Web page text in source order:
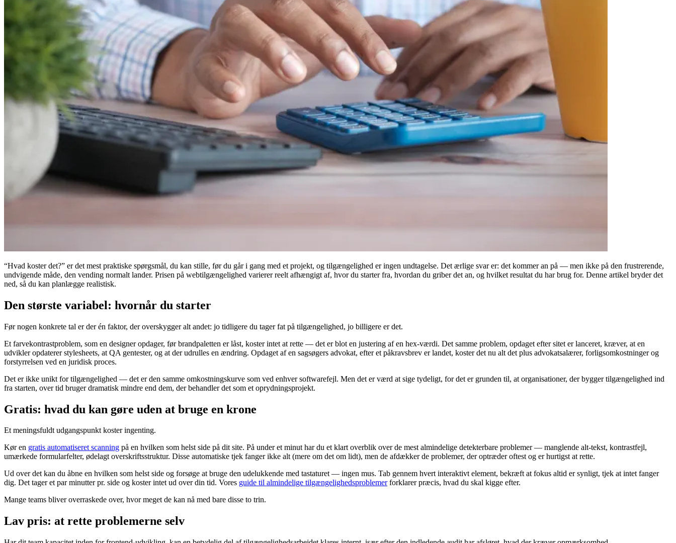
“Hvad koster det?” er det mest praktiske spørgsmål, du kan stille, før du går i gang med et projekt, og tilgængelighed er ingen undtagelse. Det ærlige svar er: det kommer an på — men ikke på den frustrerende,
undvigende måde, den vending normalt lander. Prisen på webtilgængelighed varierer reelt afhængigt af, hvor du starter fra, hvordan du griber det an, og hvilket resultat du har brug for. Denne artikel bryder det
ned, så du kan planlægge realistisk.
Den største variabel: hvornår du starter
Før nogen konkrete tal er der én faktor, der overskygger alt andet: jo tidligere du tager fat på tilgængelighed, jo billigere er det.
Et farvekontrastproblem, som en designer opdager, før brandpaletten er låst, koster intet at rette — det er blot en justering af en hex-værdi. Det samme problem, opdaget efter sitet er lanceret, kræver, at en
udvikler opdaterer stylesheets, at QA gentester, og at der udrulles en ændring. Opdaget af en sagsøgers advokat, efter et påkravsbrev er landet, koster det nu alt det plus advokatsalærer, forligsomkostninger og
forstyrrelsen ved en juridisk proces.
Det er ikke unikt for tilgængelighed — det er den samme omkostningskurve som ved enhver softwarefejl. Men det er værd at sige tydeligt, for det er grunden til, at organisationer, der bygger tilgængelighed ind
fra starten, over tid bruger dramatisk mindre end dem, der behandler det som et oprydningsprojekt.
Gratis: hvad du kan gøre uden at bruge en krone
Et meningsfuldt udgangspunkt koster ingenting.
Kør en gratis automatiseret scanning på en hvilken som helst side på dit site. På under et minut har du et klart overblik over de mest almindelige detekterbare problemer — manglende alt-tekst, kontrastfejl,
umærkede formularfelter, ødelagt overskriftsstruktur. Disse automatiske tjek fanger ikke alt (mere om det om lidt), men de afdækker de problemer, der optræder oftest og er hurtigst at rette.
Ud over det kan du åbne en hvilken som helst side og forsøge at bruge den udelukkende med tastaturet — ingen mus. Tab gennem hvert interaktivt element, bekræft at fokus altid er synligt, tjek at intet fanger
dig. Det tager et par minutter pr. side og koster intet ud over din tid. Vores guide til almindelige tilgængelighedsproblemerforklarer præcis, hvad du skal kigge efter.
Mange teams bliver overraskede over, hvor meget de kan nå med bare disse to trin.
Lav pris: at rette problemerne selv